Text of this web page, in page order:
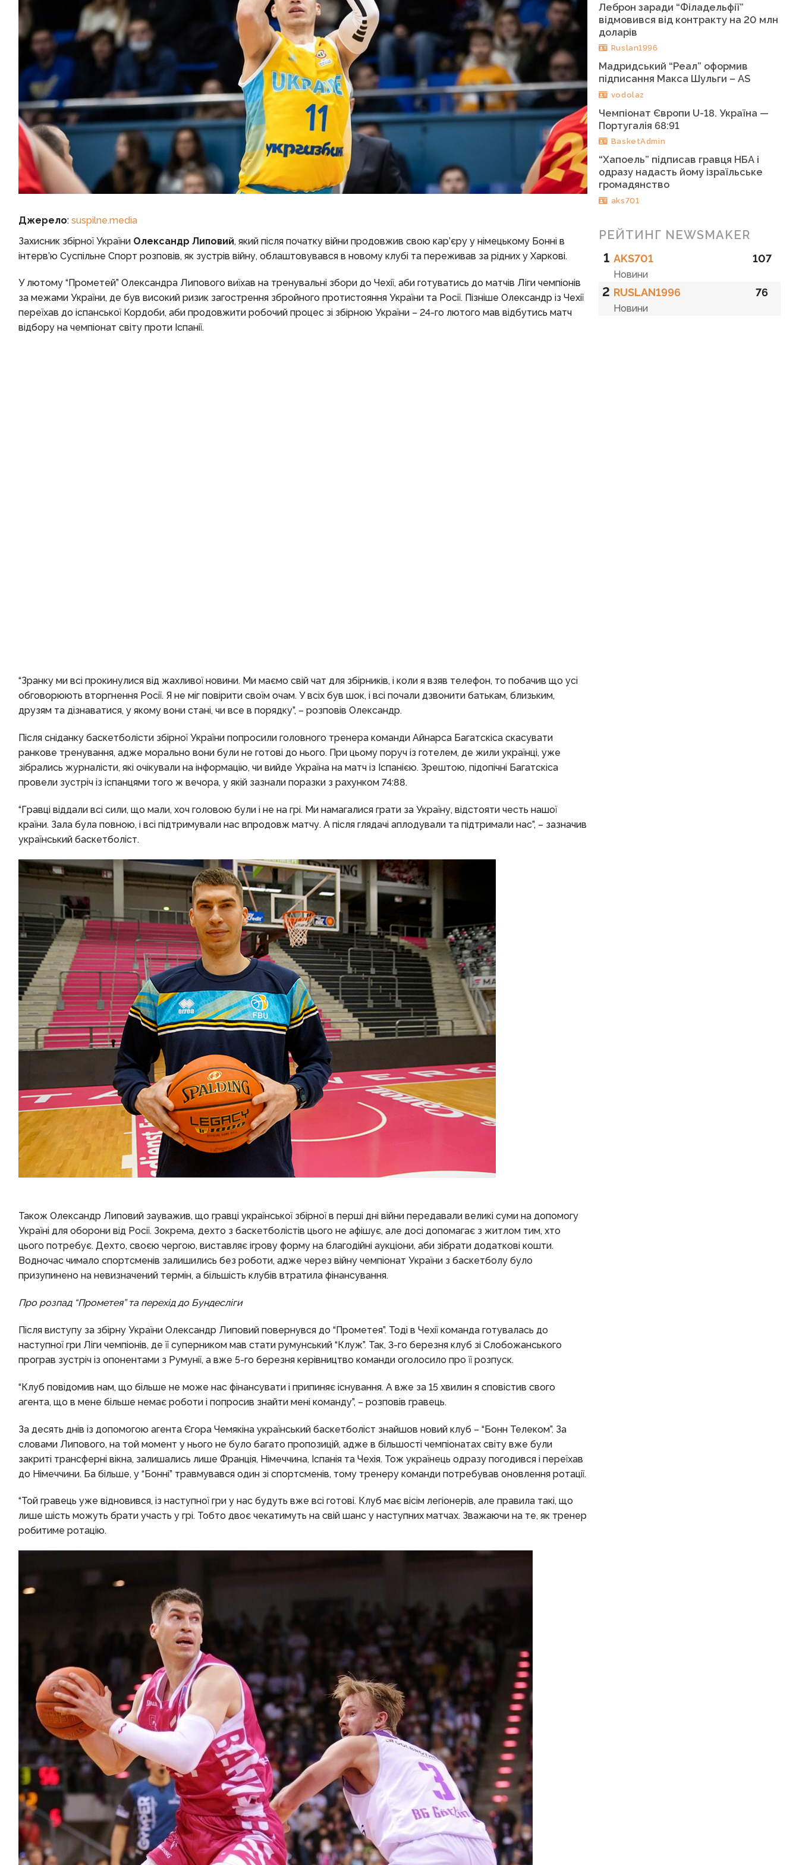
Джерело: suspilne.media
Захисник збірної України Олександр Липовий, який після початку війни продовжив свою кар’єру у німецькому Бонні в
інтерв’ю Суспільне Спорт розповів, як зустрів війну, облаштовувався в новому клубі та переживав за рідних у Харкові.
У лютому “Прометей” Олександра Липового виїхав на тренувальні збори до Чехії, аби готуватись до матчів Ліги чемпіонів
за межами України, де був високий ризик загострення збройного протистояння України та Росії. Пізніше Олександр із Чехії
переїхав до іспанської Кордоби, аби продовжити робочий процес зі збірною України – 24-го лютого мав відбутись матч
відбору на чемпіонат світу проти Іспанії.
“Зранку ми всі прокинулися від жахливої новини. Ми маємо свій чат для збірників, і коли я взяв телефон, то побачив що усі
обговорюють вторгнення Росії. Я не міг повірити своїм очам. У всіх був шок, і всі почали дзвонити батькам, близьким,
друзям та дізнаватися, у якому вони стані, чи все в порядку”, – розповів Олександр.
Після сніданку баскетболісти збірної України попросили головного тренера команди Айнарса Багатскіса скасувати
ранкове тренування, адже морально вони були не готові до нього. При цьому поруч із готелем, де жили українці, уже
зібрались журналісти, які очікували на інформацію, чи вийде Україна на матч із Іспанією. Зрештою, підопічні Багатскіса
провели зустріч із іспанцями того ж вечора, у якій зазнали поразки з рахунком 74:88.
“Гравці віддали всі сили, що мали, хоч головою були і не на грі. Ми намагалися грати за Україну, відстояти честь нашої
країни. Зала була повною, і всі підтримували нас впродовж матчу. А після глядачі аплодували та підтримали нас”, – зазначив
український баскетболіст.
Також Олександр Липовий зауважив, що гравці української збірної в перші дні війни передавали великі суми на допомогу
Україні для оборони від Росії. Зокрема, дехто з баскетболістів цього не афішує, але досі допомагає з житлом тим, хто
цього потребує. Дехто, своєю чергою, виставляє ігрову форму на благодійні аукціони, аби зібрати додаткові кошти.
Водночас чимало спортсменів залишились без роботи, адже через війну чемпіонат України з баскетболу було
призупинено на невизначений термін, а більшість клубів втратила фінансування.
Про розпад “Прометея” та перехід до Бундесліги
Після виступу за збірну України Олександр Липовий повернувся до “Прометея”. Тоді в Чехії команда готувалась до
наступної гри Ліги чемпіонів, де її суперником мав стати румунський “Клуж”. Так, 3-го березня клуб зі Слобожанського
програв зустріч із опонентами з Румунії, а вже 5-го березня керівництво команди оголосило про її розпуск.
“Клуб повідомив нам, що більше не може нас фінансувати і припиняє існування. А вже за 15 хвилин я сповістив свого
агента, що в мене більше немає роботи і попросив знайти мені команду”, – розповів гравець.
За десять днів із допомогою агента Єгора Чемякіна український баскетболіст знайшов новий клуб – “Бонн Телеком”. За
словами Липового, на той момент у нього не було багато пропозицій, адже в більшості чемпіонатах світу вже були
закриті трансферні вікна, залишались лише Франція, Німеччина, Іспанія та Чехія. Тож українець одразу погодився і переїхав
до Німеччини. Ба більше, у “Бонні” травмувався один зі спортсменів, тому тренеру команди потребував оновлення ротації.
“Той гравець уже відновився, із наступної гри у нас будуть вже всі готові. Клуб має вісім легіонерів, але правила такі, що
лише шість можуть брати участь у грі. Тобто двоє чекатимуть на свій шанс у наступних матчах. Зважаючи на те, як тренер
робитиме ротацію.
Леброн заради “Філадельфії”
відмовився від контракту на 20 млн
доларів
Ruslan1996
Мадридський “Реал” оформив
підписання Макса Шульги – AS
vodolaz
Чемпіонат Європи U-18. Україна —
Португалія 68:91
BasketAdmin
“Хапоель” підписав гравця НБА і
одразу надасть йому ізраїльське
громадянство
aks701
РЕЙТИНГ NEWSMAKER
1 AKS701
Новини
107
2 RUSLAN1996
Новини
76